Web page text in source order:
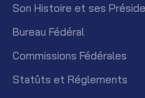
Son Histoire et ses
Bureau Fédéral
Commissions Fédérales
Statûts et Réglements